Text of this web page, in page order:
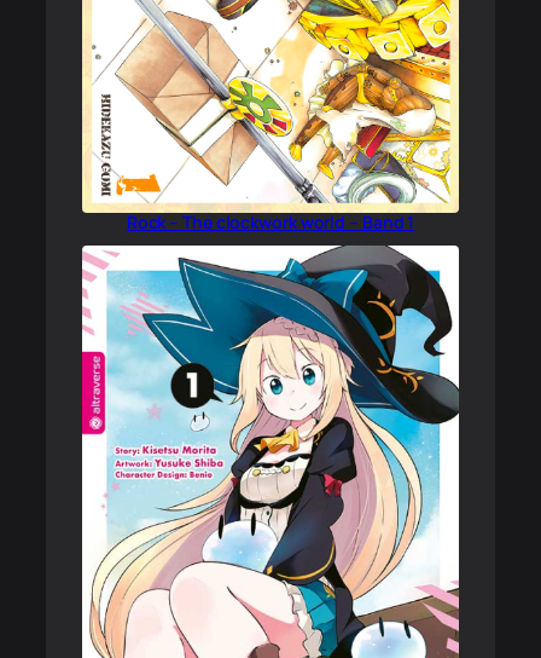
Rock – The clockwork world – Band 1